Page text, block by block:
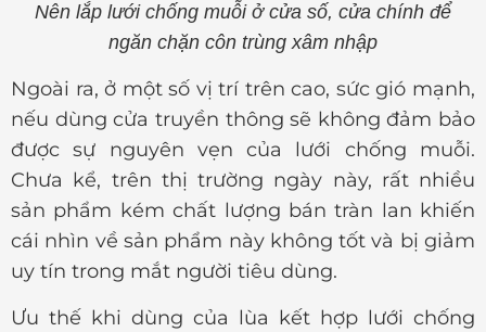
Nên lắp lưới chống muỗi ở cửa số, cửa chính để
ngăn chặn côn trùng xâm nhập
Ngoài ra, ở một số vị trí trên cao, sức gió mạnh,
nếu dùng cửa truyền thông sẽ không đảm bảo
được sự nguyên vẹn của lưới chống muỗi.
Chưa kể, trên thị trường ngày này, rất nhiều
sản phẩm kém chất lượng bán tràn lan khiến
cái nhìn về sản phẩm này không tốt và bị giảm
uy tín trong mắt người tiêu dùng.
Ưu thế khi dùng của lùa kết hợp lưới chống